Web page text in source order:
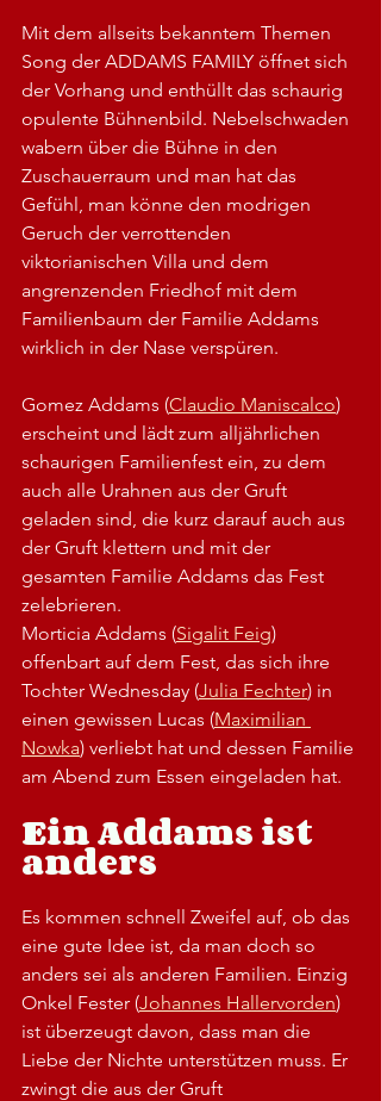
Mit dem allseits bekanntem Themen
Song der ADDAMS FAMILY öffnet sich
der Vorhang und enthüllt das schaurig
opulente Bühnenbild. Nebelschwaden
wabern über die Bühne in den
Zuschauerraum und man hat das
Gefühl, man könne den modrigen
Geruch der verrottenden
viktorianischen Villa und dem
angrenzenden Friedhof mit dem
Familienbaum der Familie Addams
wirklich in der Nase verspüren.
Gomez Addams (Claudio Maniscalco)
erscheint und lädt zum alljährlichen
schaurigen Familienfest ein, zu dem
auch alle Urahnen aus der Gruft
geladen sind, die kurz darauf auch aus
der Gruft klettern und mit der
gesamten Familie Addams das Fest
zelebrieren.
Morticia Addams (Sigalit Feig)
offenbart auf dem Fest, das sich ihre
Tochter Wednesday (Julia Fechter) in
einen gewissen Lucas (Maximilian
Nowka) verliebt hat und dessen Familie
am Abend zum Essen eingeladen hat.
Ein Addams ist
anders
Es kommen schnell Zweifel auf, ob das
eine gute Idee ist, da man doch so
anders sei als anderen Familien. Einzig
Onkel Fester (Johannes Hallervorden)
ist überzeugt davon, dass man die
Liebe der Nichte unterstützen muss. Er
zwingt die aus der Gruft